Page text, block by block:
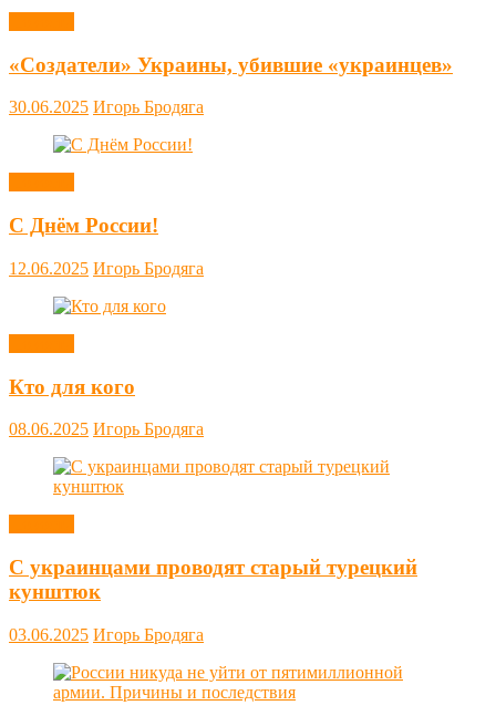
«Создатели» Украины, убившие «украинцев»
30.06.2025 Игорь Бродяга
С Днём России!
12.06.2025 Игорь Бродяга
Кто для кого
08.06.2025 Игорь Бродяга
С украинцами проводят старый турецкий
кунштюк
03.06.2025 Игорь Бродяга